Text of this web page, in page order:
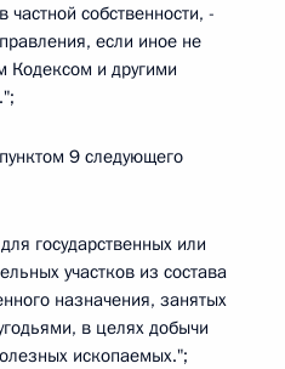
собственности, -
если иное не
Кодексом и другими
9 следующего
государственных или
участков из состава
назначения, занятых
в целях добычи
ископаемых.";